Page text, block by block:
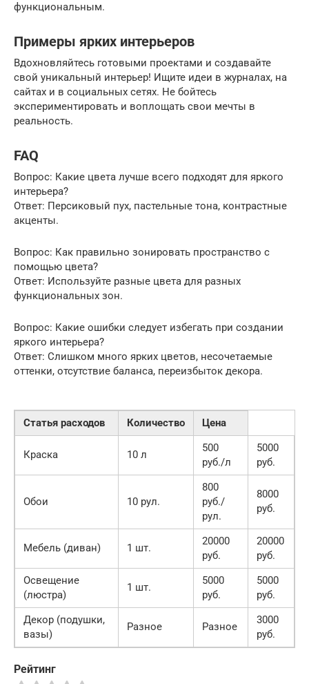
функциональным.
Примеры ярких интерьеров
Вдохновляйтесь готовыми проектами и создавайте
свой уникальный интерьер! Ищите идеи в журналах, на
сайтах и в социальных сетях. Не бойтесь
экспериментировать и воплощать свои мечты в
реальность.
FAQ
Вопрос: Какие цвета лучше всего подходят для яркого
интерьера?
Ответ: Персиковый пух, пастельные тона, контрастные
акценты.
Вопрос: Как правильно зонировать пространство с
помощью цвета?
Ответ: Используйте разные цвета для разных
функциональных зон.
Вопрос: Какие ошибки следует избегать при создании
яркого интерьера?
Ответ: Слишком много ярких цветов, несочетаемые
оттенки, отсутствие баланса, переизбыток декора.
Статья расходов Количество Цена
Краска 10 л
500
руб./л
5000
руб.
Обои 10 рул.
800
руб./
рул.
8000
руб.
Мебель (диван) 1 шт.
20000
руб.
20000
руб.
Освещение
(люстра)
1 шт.
5000
руб.
5000
руб.
Декор (подушки,
вазы)
Разное Разное
3000
руб.
Рейтинг